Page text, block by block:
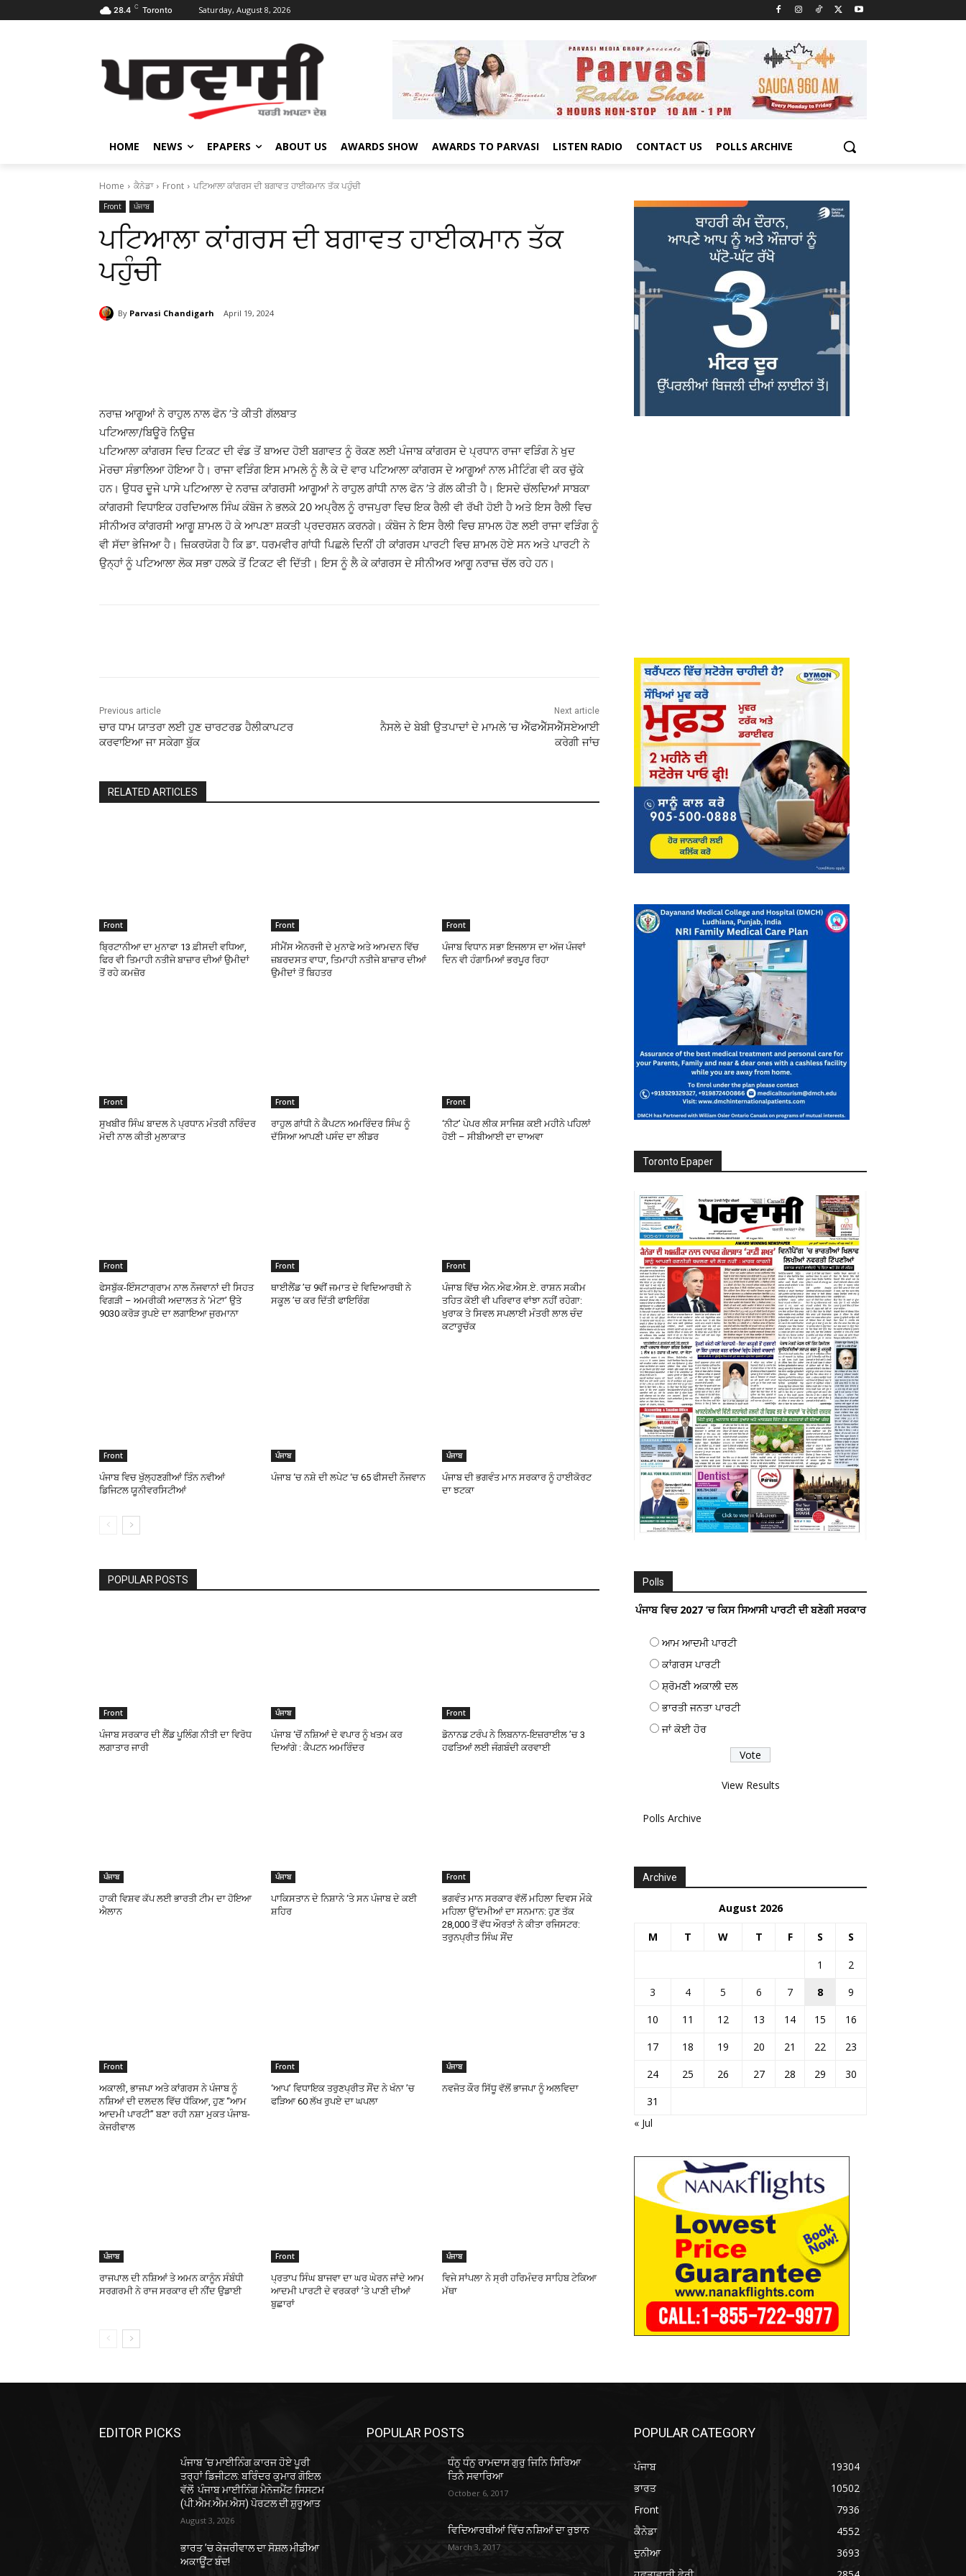
28.4 C Toronto Saturday, August 8, 2026
HOME NEWS EPAPERS ABOUT US AWARDS SHOW AWARDS TO PARVASI LISTEN RADIO CONTACT US POLLS ARCHIVE
Home ਕੈਨੇਡਾ Front ਪਟਿਆਲਾ ਕਾਂਗਰਸ ਦੀ ਬਗਾਵਤ ਹਾਈਕਮਾਨ ਤੱਕ ਪਹੁੰਚੀ
Front ਪੰਜਾਬ
ਪਟਿਆਲਾ ਕਾਂਗਰਸ ਦੀ ਬਗਾਵਤ ਹਾਈਕਮਾਨ ਤੱਕ
ਪਹੁੰਚੀ
By Parvasi Chandigarh April 19, 2024
ਨਰਾਜ਼ ਆਗੂਆਂ ਨੇ ਰਾਹੁਲ ਨਾਲ ਫੋਨ ’ਤੇ ਕੀਤੀ ਗੱਲਬਾਤ
ਪਟਿਆਲਾ/ਬਿਊਰੋ ਨਿਊਜ਼
ਪਟਿਆਲਾ ਕਾਂਗਰਸ ਵਿਚ ਟਿਕਟ ਦੀ ਵੰਡ ਤੋਂ ਬਾਅਦ ਹੋਈ ਬਗਾਵਤ ਨੂੰ ਰੋਕਣ ਲਈ ਪੰਜਾਬ ਕਾਂਗਰਸ ਦੇ ਪ੍ਰਧਾਨ ਰਾਜਾ ਵੜਿੰਗ ਨੇ ਖੁਦ
ਮੋਰਚਾ ਸੰਭਾਲਿਆ ਹੋਇਆ ਹੈ। ਰਾਜਾ ਵੜਿੰਗ ਇਸ ਮਾਮਲੇ ਨੂੰ ਲੈ ਕੇ ਦੋ ਵਾਰ ਪਟਿਆਲਾ ਕਾਂਗਰਸ ਦੇ ਆਗੂਆਂ ਨਾਲ ਮੀਟਿੰਗ ਵੀ ਕਰ ਚੁੱਕੇ
ਹਨ। ਉਧਰ ਦੂਜੇ ਪਾਸੇ ਪਟਿਆਲਾ ਦੇ ਨਰਾਜ਼ ਕਾਂਗਰਸੀ ਆਗੂਆਂ ਨੇ ਰਾਹੁਲ ਗਾਂਧੀ ਨਾਲ ਫੋਨ ’ਤੇ ਗੱਲ ਕੀਤੀ ਹੈ। ਇਸਦੇ ਚੱਲਦਿਆਂ ਸਾਬਕਾ
ਕਾਂਗਰਸੀ ਵਿਧਾਇਕ ਹਰਦਿਆਲ ਸਿੰਘ ਕੰਬੋਜ ਨੇ ਭਲਕੇ 20 ਅਪ੍ਰੈਲ ਨੂੰ ਰਾਜਪੁਰਾ ਵਿਚ ਇਕ ਰੈਲੀ ਵੀ ਰੱਖੀ ਹੋਈ ਹੈ ਅਤੇ ਇਸ ਰੈਲੀ ਵਿਚ
ਸੀਨੀਅਰ ਕਾਂਗਰਸੀ ਆਗੂ ਸ਼ਾਮਲ ਹੋ ਕੇ ਆਪਣਾ ਸ਼ਕਤੀ ਪ੍ਰਦਰਸ਼ਨ ਕਰਨਗੇ। ਕੰਬੋਜ ਨੇ ਇਸ ਰੈਲੀ ਵਿਚ ਸ਼ਾਮਲ ਹੋਣ ਲਈ ਰਾਜਾ ਵੜਿੰਗ ਨੂੰ
ਵੀ ਸੱਦਾ ਭੇਜਿਆ ਹੈ। ਜ਼ਿਕਰਯੋਗ ਹੈ ਕਿ ਡਾ. ਧਰਮਵੀਰ ਗਾਂਧੀ ਪਿਛਲੇ ਦਿਨੀਂ ਹੀ ਕਾਂਗਰਸ ਪਾਰਟੀ ਵਿਚ ਸ਼ਾਮਲ ਹੋਏ ਸਨ ਅਤੇ ਪਾਰਟੀ ਨੇ
ਉਨ੍ਹਾਂ ਨੂੰ ਪਟਿਆਲਾ ਲੋਕ ਸਭਾ ਹਲਕੇ ਤੋਂ ਟਿਕਟ ਵੀ ਦਿੱਤੀ। ਇਸ ਨੂੰ ਲੈ ਕੇ ਕਾਂਗਰਸ ਦੇ ਸੀਨੀਅਰ ਆਗੂ ਨਰਾਜ਼ ਚੱਲ ਰਹੇ ਹਨ।
Previous article
ਚਾਰ ਧਾਮ ਯਾਤਰਾ ਲਈ ਹੁਣ ਚਾਰਟਰਡ ਹੈਲੀਕਾਪਟਰ
ਕਰਵਾਇਆ ਜਾ ਸਕੇਗਾ ਬੁੱਕ
Next article
ਨੈਸਲੇ ਦੇ ਬੇਬੀ ਉਤਪਾਦਾਂ ਦੇ ਮਾਮਲੇ ’ਚ ਐੱਫਐੱਸਐੱਸਏਆਈ
ਕਰੇਗੀ ਜਾਂਚ
RELATED ARTICLES
Front
ਬ੍ਰਿਟਾਨੀਆ ਦਾ ਮੁਨਾਫਾ 13 ਫ਼ੀਸਦੀ ਵਧਿਆ,
ਫਿਰ ਵੀ ਤਿਮਾਹੀ ਨਤੀਜੇ ਬਾਜ਼ਾਰ ਦੀਆਂ ਉਮੀਦਾਂ
ਤੋਂ ਰਹੇ ਕਮਜ਼ੋਰ
Front
ਸੀਮੈਂਸ ਐਨਰਜੀ ਦੇ ਮੁਨਾਫੇ ਅਤੇ ਆਮਦਨ ਵਿੱਚ
ਜ਼ਬਰਦਸਤ ਵਾਧਾ, ਤਿਮਾਹੀ ਨਤੀਜੇ ਬਾਜ਼ਾਰ ਦੀਆਂ
ਉਮੀਦਾਂ ਤੋਂ ਬਿਹਤਰ
Front
ਪੰਜਾਬ ਵਿਧਾਨ ਸਭਾ ਇਜਲਾਸ ਦਾ ਅੱਜ ਪੰਜਵਾਂ
ਦਿਨ ਵੀ ਹੰਗਾਮਿਆਂ ਭਰਪੂਰ ਰਿਹਾ
Front
ਸੁਖਬੀਰ ਸਿੰਘ ਬਾਦਲ ਨੇ ਪ੍ਰਧਾਨ ਮੰਤਰੀ ਨਰਿੰਦਰ
ਮੋਦੀ ਨਾਲ ਕੀਤੀ ਮੁਲਾਕਾਤ
Front
ਰਾਹੁਲ ਗਾਂਧੀ ਨੇ ਕੈਪਟਨ ਅਮਰਿੰਦਰ ਸਿੰਘ ਨੂੰ
ਦੱਸਿਆ ਆਪਣੀ ਪਸੰਦ ਦਾ ਲੀਡਰ
Front
‘ਨੀਟ’ ਪੇਪਰ ਲੀਕ ਸਾਜਿਸ਼ ਕਈ ਮਹੀਨੇ ਪਹਿਲਾਂ
ਹੋਈ – ਸੀਬੀਆਈ ਦਾ ਦਾਅਵਾ
Front
ਫੇਸਬੁੱਕ-ਇੰਸਟਾਗ੍ਰਾਮ ਨਾਲ ਨੌਜਵਾਨਾਂ ਦੀ ਸਿਹਤ
ਵਿਗੜੀ – ਅਮਰੀਕੀ ਅਦਾਲਤ ਨੇ ‘ਮੇਟਾ’ ਉਤੇ
9030 ਕਰੋੜ ਰੁਪਏ ਦਾ ਲਗਾਇਆ ਜੁਰਮਾਨਾ
Front
ਥਾਈਲੈਂਡ ’ਚ 9ਵੀਂ ਜਮਾਤ ਦੇ ਵਿਦਿਆਰਥੀ ਨੇ
ਸਕੂਲ ’ਚ ਕਰ ਦਿੱਤੀ ਫਾਇਰਿੰਗ
Front
ਪੰਜਾਬ ਵਿੱਚ ਐਨ.ਐਫ.ਐਸ.ਏ. ਰਾਸ਼ਨ ਸਕੀਮ
ਤਹਿਤ ਕੋਈ ਵੀ ਪਰਿਵਾਰ ਵਾਂਝਾ ਨਹੀਂ ਰਹੇਗਾ:
ਖੁਰਾਕ ਤੇ ਸਿਵਲ ਸਪਲਾਈ ਮੰਤਰੀ ਲਾਲ ਚੰਦ
ਕਟਾਰੂਚੱਕ
Front
ਪੰਜਾਬ ਵਿਚ ਖੁੱਲ੍ਹਣਗੀਆਂ ਤਿੰਨ ਨਵੀਆਂ
ਡਿਜਿਟਲ ਯੂਨੀਵਰਸਿਟੀਆਂ
ਪੰਜਾਬ
ਪੰਜਾਬ ‘ਚ ਨਸ਼ੇ ਦੀ ਲਪੇਟ ‘ਚ 65 ਫੀਸਦੀ ਨੌਜਵਾਨ
ਪੰਜਾਬ
ਪੰਜਾਬ ਦੀ ਭਗਵੰਤ ਮਾਨ ਸਰਕਾਰ ਨੂੰ ਹਾਈਕੋਰਟ
ਦਾ ਝਟਕਾ
POPULAR POSTS
Front
ਪੰਜਾਬ ਸਰਕਾਰ ਦੀ ਲੈਂਡ ਪੂਲਿੰਗ ਨੀਤੀ ਦਾ ਵਿਰੋਧ
ਲਗਾਤਾਰ ਜਾਰੀ
ਪੰਜਾਬ
ਪੰਜਾਬ ‘ਚੋਂ ਨਸ਼ਿਆਂ ਦੇ ਵਪਾਰ ਨੂੰ ਖਤਮ ਕਰ
ਦਿਆਂਗੇ : ਕੈਪਟਨ ਅਮਰਿੰਦਰ
Front
ਡੋਨਾਨਡ ਟਰੰਪ ਨੇ ਲਿਬਨਾਨ-ਇਜ਼ਰਾਈਲ ’ਚ 3
ਹਫਤਿਆਂ ਲਈ ਜੰਗਬੰਦੀ ਕਰਵਾਈ
ਪੰਜਾਬ
ਹਾਕੀ ਵਿਸ਼ਵ ਕੱਪ ਲਈ ਭਾਰਤੀ ਟੀਮ ਦਾ ਹੋਇਆ
ਐਲਾਨ
ਪੰਜਾਬ
ਪਾਕਿਸਤਾਨ ਦੇ ਨਿਸ਼ਾਨੇ ‘ਤੇ ਸਨ ਪੰਜਾਬ ਦੇ ਕਈ
ਸ਼ਹਿਰ
Front
ਭਗਵੰਤ ਮਾਨ ਸਰਕਾਰ ਵੱਲੋਂ ਮਹਿਲਾ ਦਿਵਸ ਮੌਕੇ
ਮਹਿਲਾ ਉੱਦਮੀਆਂ ਦਾ ਸਨਮਾਨ: ਹੁਣ ਤੱਕ
28,000 ਤੋਂ ਵੱਧ ਔਰਤਾਂ ਨੇ ਕੀਤਾ ਰਜਿਸਟਰ:
ਤਰੁਨਪ੍ਰੀਤ ਸਿੰਘ ਸੌਂਦ
Front
ਅਕਾਲੀ, ਭਾਜਪਾ ਅਤੇ ਕਾਂਗਰਸ ਨੇ ਪੰਜਾਬ ਨੂੰ
ਨਸ਼ਿਆਂ ਦੀ ਦਲਦਲ ਵਿੱਚ ਧੱਕਿਆ, ਹੁਣ “ਆਮ
ਆਦਮੀ ਪਾਰਟੀ’’ ਬਣਾ ਰਹੀ ਨਸ਼ਾ ਮੁਕਤ ਪੰਜਾਬ-
ਕੇਜਰੀਵਾਲ
Front
‘ਆਪ’ ਵਿਧਾਇਕ ਤਰੁਣਪ੍ਰੀਤ ਸੌਂਦ ਨੇ ਖੰਨਾ ’ਚ
ਫੜਿਆ 60 ਲੱਖ ਰੁਪਏ ਦਾ ਘਪਲਾ
ਪੰਜਾਬ
ਨਵਜੋਤ ਕੌਰ ਸਿੱਧੂ ਵੱਲੋਂ ਭਾਜਪਾ ਨੂੰ ਅਲਵਿਦਾ
ਪੰਜਾਬ
ਰਾਜਪਾਲ ਦੀ ਨਸ਼ਿਆਂ ਤੇ ਅਮਨ ਕਾਨੂੰਨ ਸੰਬੰਧੀ
ਸਰਗਰਮੀ ਨੇ ਰਾਜ ਸਰਕਾਰ ਦੀ ਨੀਂਦ ਉਡਾਈ
Front
ਪ੍ਰਤਾਪ ਸਿੰਘ ਬਾਜਵਾ ਦਾ ਘਰ ਘੇਰਨ ਜਾਂਦੇ ਆਮ
ਆਦਮੀ ਪਾਰਟੀ ਦੇ ਵਰਕਰਾਂ ’ਤੇ ਪਾਣੀ ਦੀਆਂ
ਬੁਛਾਰਾਂ
ਪੰਜਾਬ
ਵਿਜੇ ਸਾਂਪਲਾ ਨੇ ਸ੍ਰੀ ਹਰਿਮੰਦਰ ਸਾਹਿਬ ਟੇਕਿਆ
ਮੱਥਾ
Toronto Epaper
Polls
ਪੰਜਾਬ ਵਿਚ 2027 ’ਚ ਕਿਸ ਸਿਆਸੀ ਪਾਰਟੀ ਦੀ ਬਣੇਗੀ ਸਰਕਾਰ
ਆਮ ਆਦਮੀ ਪਾਰਟੀ
ਕਾਂਗਰਸ ਪਾਰਟੀ
ਸ਼੍ਰੋਮਣੀ ਅਕਾਲੀ ਦਲ
ਭਾਰਤੀ ਜਨਤਾ ਪਾਰਟੀ
ਜਾਂ ਕੋਈ ਹੋਰ
View Results
Polls Archive
Archive
August 2026
M T W T F S S
1
2
3
4 5 6 7 8
9
10
11 12 13 14 15
16
17
18 19 20 21 22
23
24
25 26 27 28 29
30
31
« Jul
EDITOR PICKS
ਪੰਜਾਬ ‘ਚ ਮਾਈਨਿੰਗ ਕਾਰਜ ਹੋਏ ਪੂਰੀ
ਤਰ੍ਹਾਂ ਡਿਜੀਟਲ: ਬਰਿੰਦਰ ਕੁਮਾਰ ਗੋਇਲ
ਵੱਲੋਂ ਪੰਜਾਬ ਮਾਈਨਿੰਗ ਮੈਨੇਜਮੈਂਟ ਸਿਸਟਮ
(ਪੀ.ਐਮ.ਐਮ.ਐਸ) ਪੋਰਟਲ ਦੀ ਸ਼ੁਰੂਆਤ
August 3, 2026
ਭਾਰਤ ’ਚ ਕੇਜਰੀਵਾਲ ਦਾ ਸੋਸ਼ਲ ਮੀਡੀਆ
ਅਕਾਊਂਟ ਬੰਦ!
POPULAR POSTS
ਧੰਨੁ ਧੰਨੁ ਰਾਮਦਾਸ ਗੁਰੁ ਜਿਨਿ ਸਿਰਿਆ
ਤਿਨੈ ਸਵਾਰਿਆ
October 6, 2017
ਵਿਦਿਆਰਥੀਆਂ ਵਿੱਚ ਨਸ਼ਿਆਂ ਦਾ ਰੁਝਾਨ
March 3, 2017
POPULAR CATEGORY
ਪੰਜਾਬ
19304
ਭਾਰਤ
10502
Front
7936
ਕੈਨੇਡਾ
4552
ਦੁਨੀਆ
3693